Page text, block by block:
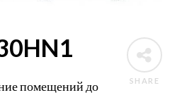
SHARE
помещений до